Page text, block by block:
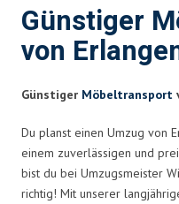
Günstiger
von
Günstiger Möbeltransport
Du planst einen Umzug von
einem zuverlässigen und
bist du bei Umzugsmeister
richtig! Mit unserer